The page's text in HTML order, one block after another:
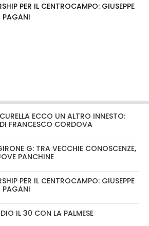
PER IL CENTROCAMPO: GIUSEPPE
PAGANI
ECCO UN ALTRO INNESTO:
FRANCESCO CORDOVA
G: TRA VECCHIE CONOSCENZE,
PANCHINE
PER IL CENTROCAMPO: GIUSEPPE
PAGANI
IL 30 CON LA PALMESE